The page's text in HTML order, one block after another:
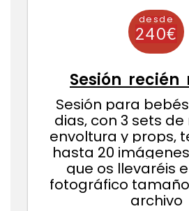
Sesión recién
Sesión para
dias, con 3 sets
envoltura y props,
hasta 20
que os llevaréis
fotográfico tamaño
archivo